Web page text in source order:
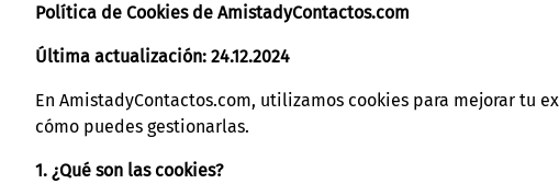
Política de Cookies de AmistadyContactos.com
Última actualización: 24.12.2024
En AmistadyContactos.com, utilizamos cookies para mejorar tu
cómo puedes gestionarlas.
1. ¿Qué son las cookies?